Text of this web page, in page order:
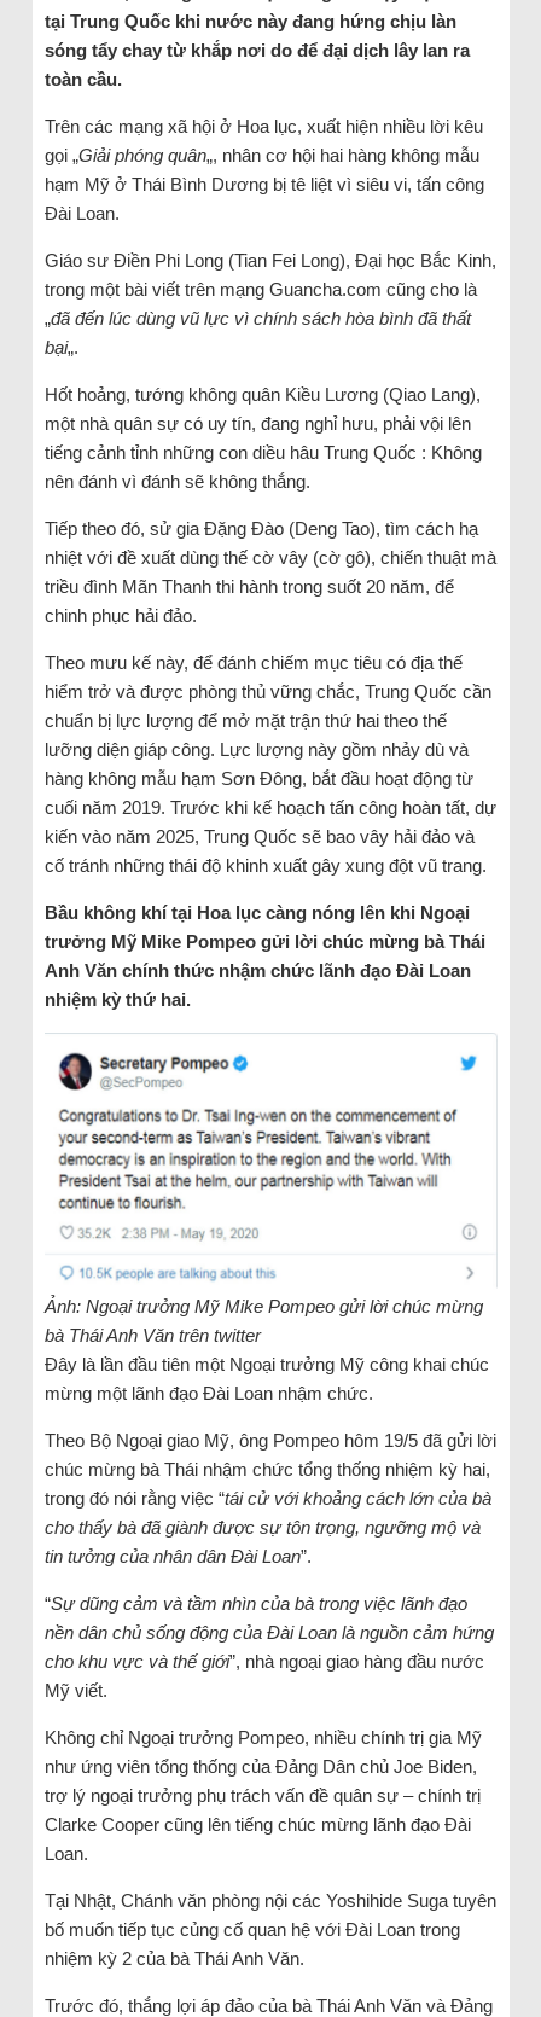
tại Trung Quốc khi nước này đang hứng chịu làn
sóng tẩy chay từ khắp nơi do để đại dịch lây lan ra
toàn cầu.
Trên các mạng xã hội ở Hoa lục, xuất hiện nhiều lời kêu
gọi „Giải phóng quân„, nhân cơ hội hai hàng không mẫu
hạm Mỹ ở Thái Bình Dương bị tê liệt vì siêu vi, tấn công
Đài Loan.
Giáo sư Điền Phi Long (Tian Fei Long), Đại học Bắc Kinh,
trong một bài viết trên mạng Guancha.com cũng cho là
„đã đến lúc dùng vũ lực vì chính sách hòa bình đã thất
bại„.
Hốt hoảng, tướng không quân Kiều Lương (Qiao Lang),
một nhà quân sự có uy tín, đang nghỉ hưu, phải vội lên
tiếng cảnh tỉnh những con diều hâu Trung Quốc : Không
nên đánh vì đánh sẽ không thắng.
Tiếp theo đó, sử gia Đặng Đào (Deng Tao), tìm cách hạ
nhiệt với đề xuất dùng thế cờ vây (cờ gô), chiến thuật mà
triều đình Mãn Thanh thi hành trong suốt 20 năm, để
chinh phục hải đảo.
Theo mưu kế này, để đánh chiếm mục tiêu có địa thế
hiểm trở và được phòng thủ vững chắc, Trung Quốc cần
chuẩn bị lực lượng để mở mặt trận thứ hai theo thế
lưỡng diện giáp công. Lực lượng này gồm nhảy dù và
hàng không mẫu hạm Sơn Đông, bắt đầu hoạt động từ
cuối năm 2019. Trước khi kế hoạch tấn công hoàn tất, dự
kiến vào năm 2025, Trung Quốc sẽ bao vây hải đảo và
cố tránh những thái độ khinh xuất gây xung đột vũ trang.
Bầu không khí tại Hoa lục càng nóng lên khi Ngoại
trưởng Mỹ Mike Pompeo gửi lời chúc mừng bà Thái
Anh Văn chính thức nhậm chức lãnh đạo Đài Loan
nhiệm kỳ thứ hai.
Ảnh: Ngoại trưởng Mỹ Mike Pompeo gửi lời chúc mừng
bà Thái Anh Văn trên twitter
Đây là lần đầu tiên một Ngoại trưởng Mỹ công khai chúc
mừng một lãnh đạo Đài Loan nhậm chức.
Theo Bộ Ngoại giao Mỹ, ông Pompeo hôm 19/5 đã gửi lời
chúc mừng bà Thái nhậm chức tổng thống nhiệm kỳ hai,
trong đó nói rằng việc “tái cử với khoảng cách lớn của bà
cho thấy bà đã giành được sự tôn trọng, ngưỡng mộ và
tin tưởng của nhân dân Đài Loan”.
“Sự dũng cảm và tầm nhìn của bà trong việc lãnh đạo
nền dân chủ sống động của Đài Loan là nguồn cảm hứng
cho khu vực và thế giới”, nhà ngoại giao hàng đầu nước
Mỹ viết.
Không chỉ Ngoại trưởng Pompeo, nhiều chính trị gia Mỹ
như ứng viên tổng thống của Đảng Dân chủ Joe Biden,
trợ lý ngoại trưởng phụ trách vấn đề quân sự – chính trị
Clarke Cooper cũng lên tiếng chúc mừng lãnh đạo Đài
Loan.
Tại Nhật, Chánh văn phòng nội các Yoshihide Suga tuyên
bố muốn tiếp tục củng cố quan hệ với Đài Loan trong
nhiệm kỳ 2 của bà Thái Anh Văn.
Trước đó, thắng lợi áp đảo của bà Thái Anh Văn và Đảng